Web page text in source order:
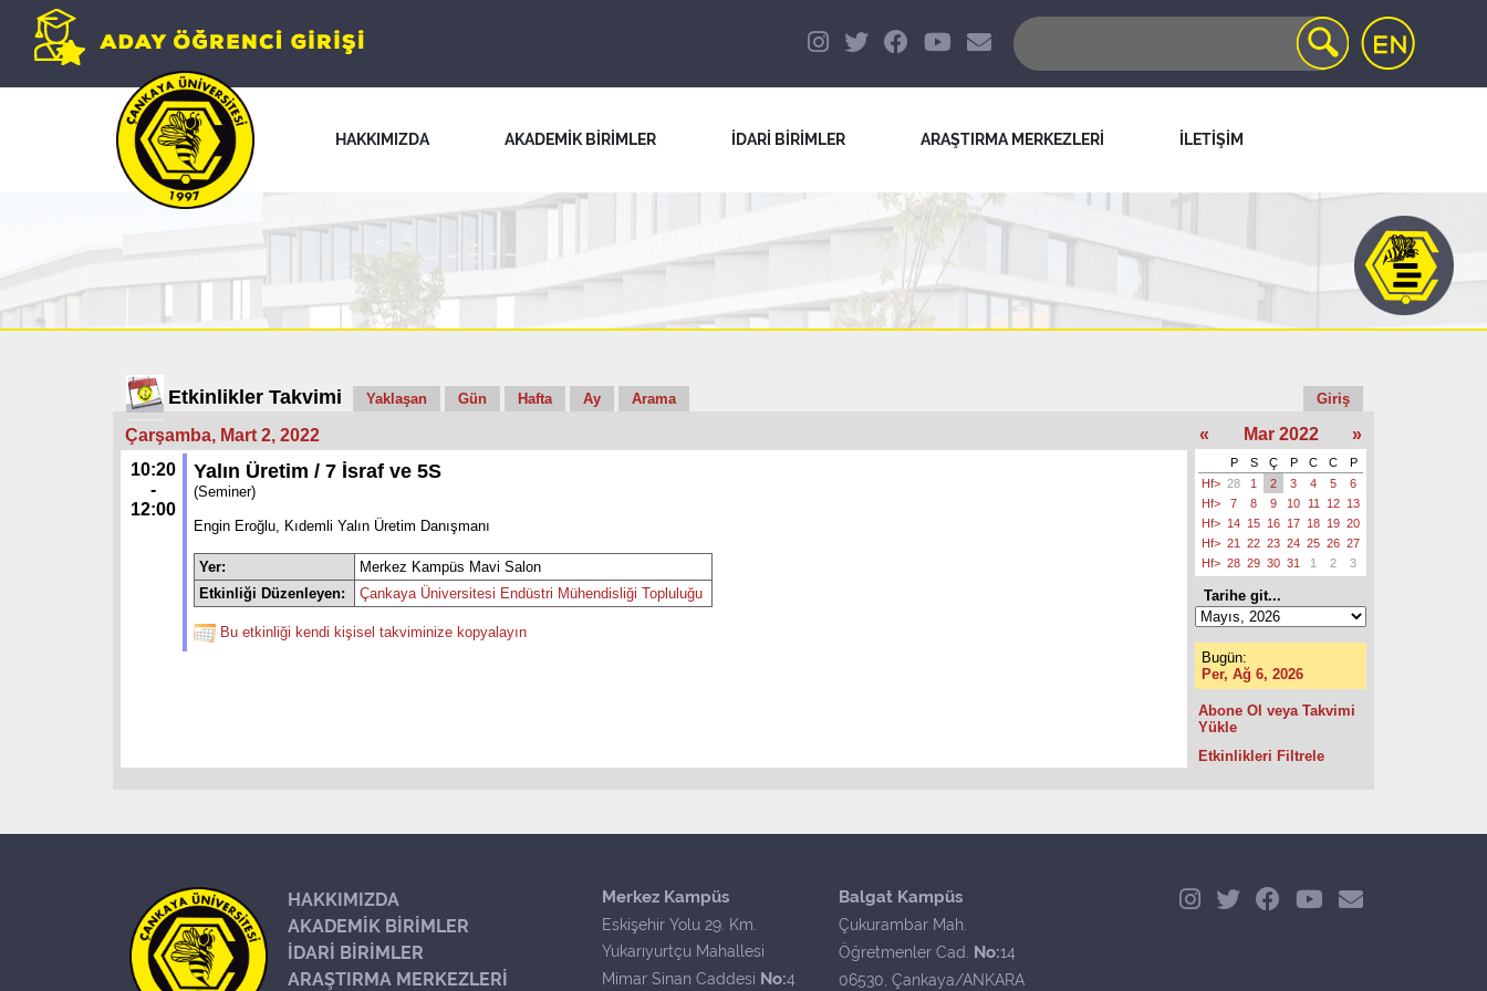
HAKKIMIZDA AKADEMİK BİRİMLER İDARİ BİRİMLER ARAŞTIRMA MERKEZLERİ İLETİŞİM
Etkinlikler Takvimi Yaklaşan Gün Hafta Ay Arama Giriş
Çarşamba, Mart 2, 2022
10:20
-
12:00
Yalın Üretim / 7 İsraf ve 5S
(Seminer)
Engin Eroğlu, Kıdemli Yalın Üretim Danışmanı
Yer:
Merkez Kampüs Mavi Salon
Etkinliği Düzenleyen:
Çankaya Üniversitesi Endüstri Mühendisliği Topluluğu
Bu etkinliği kendi kişisel takviminize kopyalayın
« Mar 2022 »
P S Ç P C C
P
Hf> 28 1 2 3 4 5
6
Hf>
7 8 9 10 11 12 13
Hf> 14 15 16 17 18 19 20
Hf> 21 22 23 24 25 26 27
Hf> 28 29 30 31 1 2 3
Tarihe git...
Bugün:
Per, Ağ 6, 2026
Abone Ol veya Takvimi
Yükle
Etkinlikleri Filtrele
HAKKIMIZDA
AKADEMİK BİRİMLER
İDARİ BİRİMLER
ARAŞTIRMA MERKEZLERİ
Merkez Kampüs
Eskişehir Yolu 29. Km.
Yukarıyurtçu Mahallesi
Mimar Sinan Caddesi No:4
Balgat Kampüs
Çukurambar Mah.
Öğretmenler Cad. No:14
06530, Çankaya/ANKARA